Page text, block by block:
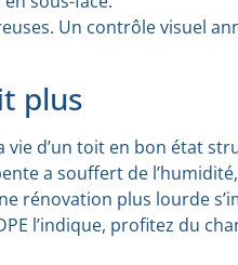
Un contrôle visuel
plus
d’un toit en bon état
a souffert de
rénovation plus lourde
l’indique, profitez du